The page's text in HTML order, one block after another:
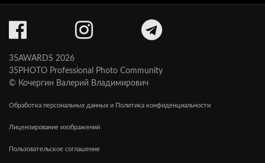
35AWARDS 2026
35PHOTO Professional Photo Community
© Кочергин Валерий Владимирович
Обработка персональных данных и Политика конфиденциальности
Лицензирование изображений
Пользовательское соглашение